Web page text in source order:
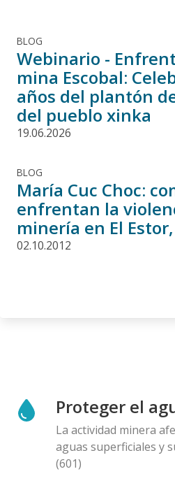
BLOG
Webinario -
mina Escobal:
años del plantón
del pueblo xinka
19.06.2026
BLOG
María Cuc Choc:
enfrentan la
minería en El
02.10.2012
Proteger el
La actividad minera
aguas superficiales y
(601)